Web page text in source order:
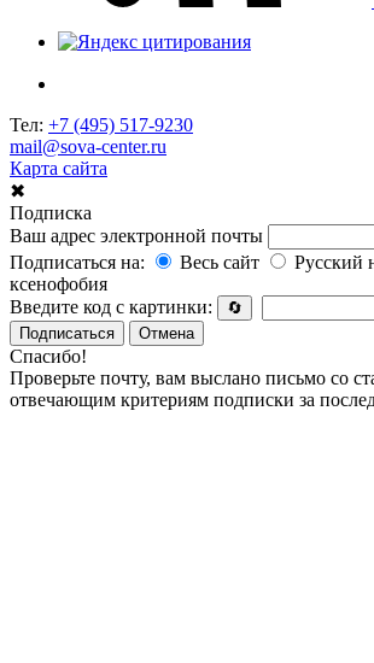
Тел: +7 (495) 517-9230
mail@sova-center.ru
Карта сайта
✖
Подписка
Ваш адрес электронной почты
Подписаться на:
Весь сайт
Русский
ксенофобия
Введите код с картинки:
🔄
Подписаться
Отмена
Спасибо!
Проверьте почту, вам выслано письмо со
отвечающим критериям подписки за